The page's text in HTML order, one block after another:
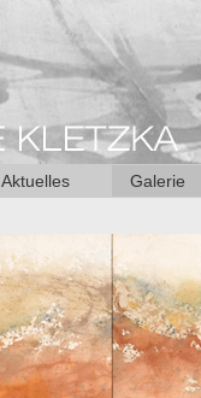
Aktuelles Galerie